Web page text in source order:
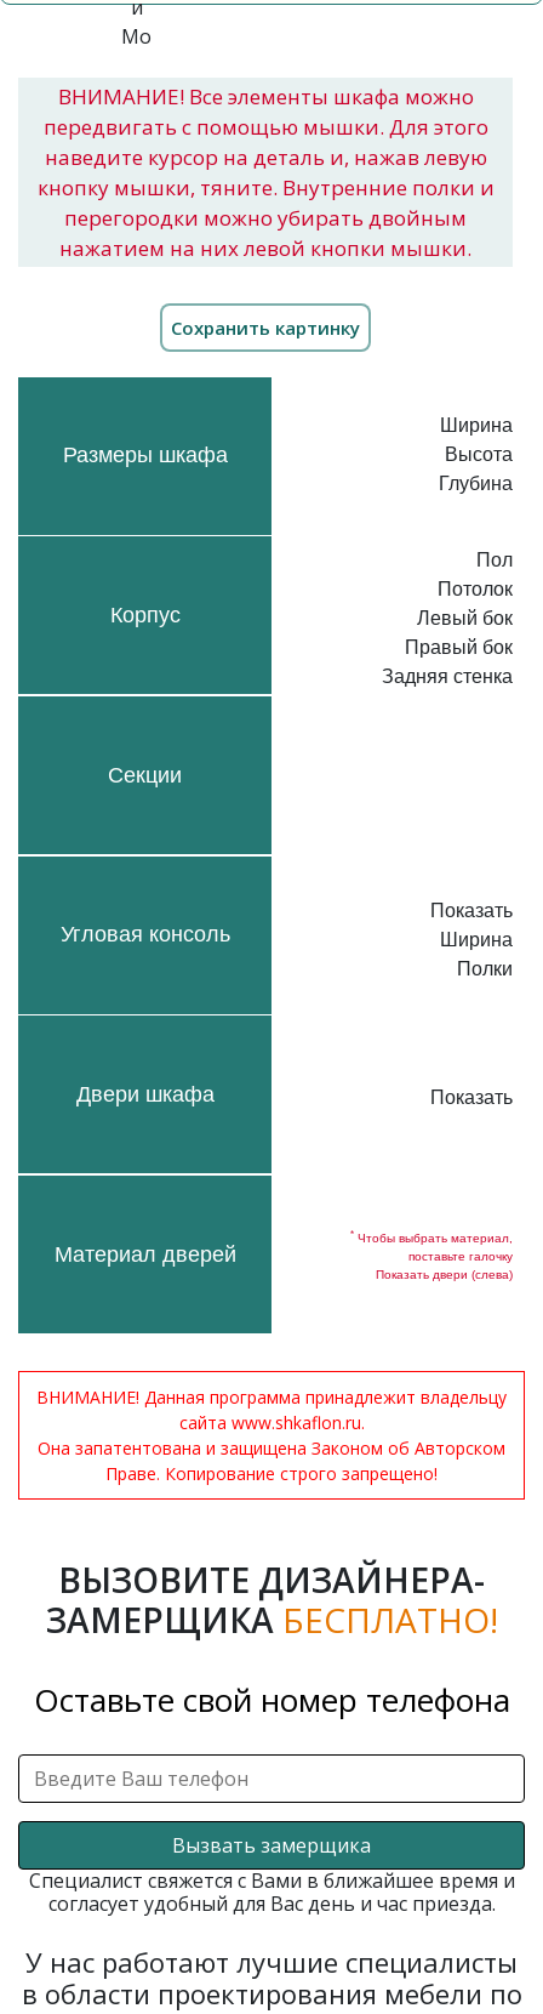
ВНИМАНИЕ! Все элементы шкафа можно
передвигать с помощью мышки. Для этого
наведите курсор на деталь и, нажав левую
кнопку мышки, тяните. Внутренние полки и
перегородки можно убирать двойным
нажатием на них левой кнопки мышки.
Размеры шкафа
Корпус
Секции
Угловая консоль
Двери шкафа
Материал дверей
Ширина
Высота
Глубина
Пол
Потолок
Левый бок
Правый бок
Задняя стенка
Показать
Ширина
Полки
Показать
* Чтобы выбрать материал,
поставьте галочку
Показать двери (слева)
ВНИМАНИЕ! Данная программа принадлежит владельцу
сайта www.shkaflon.ru.
Она запатентована и защищена Законом об Авторском
Праве. Копирование строго запрещено!
ВЫЗОВИТЕ ДИЗАЙНЕРА-
ЗАМЕРЩИКА БЕСПЛАТНО!
Оставьте свой номер телефона
Вызвать замерщика
Специалист свяжется с Вами в ближайшее время и
согласует удобный для Вас день и час приезда.
У нас работают лучшие специалисты
в области проектирования мебели по